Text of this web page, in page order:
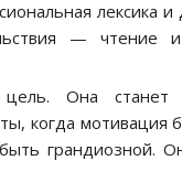
лексика и
— чтение
Она станет
когда мотивация
грандиозной.